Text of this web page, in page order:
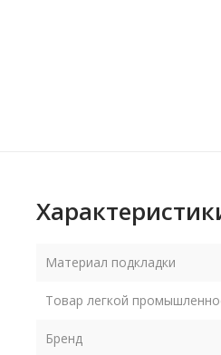
Материал подкладки
Товар легкой
Бренд